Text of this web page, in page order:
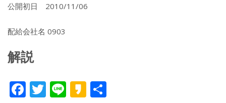
公開初日 2010/11/06
配給会社名 0903
解説
F T Li K